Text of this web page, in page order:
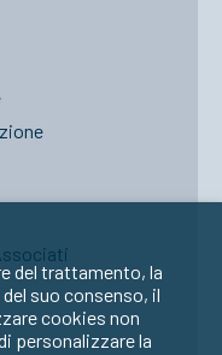
del trattamento, la
suo consenso, il
cookies non
personalizzare la